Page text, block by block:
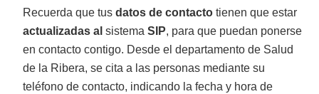
Recuerda que tusdatos de contacto tienen que estar
actualizadas al sistemaSIP, para que puedan ponerse
en contacto contigo. Desde el departamento de Salud
de la Ribera, se cita a las personas mediante su
teléfono de contacto, indicando la fecha y hora de